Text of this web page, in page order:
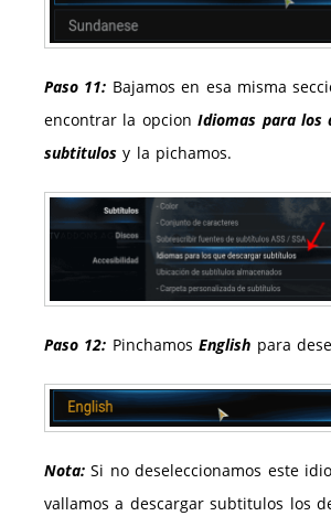
Paso 11: Bajamos en esa misma
encontrar la opcionIdiomas para los
subtitulos y la pichamos.
Paso 12: PinchamosEnglish para
Nota: Si no deseleccionamos este
vallamos a descargar subtitulos los